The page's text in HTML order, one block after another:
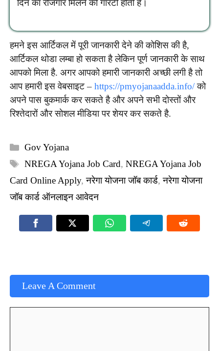
दिन का रोजगार मिलने की गारंटी होती है।
हमने इस आर्टिकल में पूरी जानकारी देने की कोशिस की है,
आर्टिकल थोडा लम्बा हो सकता है लेकिन पूर्ण जानकारी के साथ
आपको मिला है. अगर आपको हमारी जानकारी अच्छी लगी है तो
आप हमारी इस वेबसाइट – https://pmyojanaadda.info/को
अपने पास बुकमार्क कर सकते है और अपने सभी दोस्तों और
रिश्तेदारों और सोशल मीडिया पर शेयर कर सकते है.
Categories
Gov Yojana
Tags
NREGA Yojana Job Card,NREGA Yojana Job
Card Online Apply,नरेगा योजना जॉब कार्ड,नरेगा योजना
जॉब कार्ड ऑनलाइन आवेदन
Leave A Comment